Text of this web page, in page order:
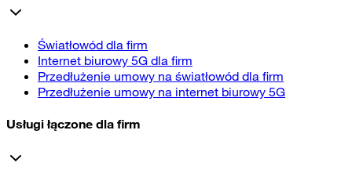
Światłowód dla firm
Internet biurowy 5G dla firm
Przedłużenie umowy na światłowód dla firm
Przedłużenie umowy na internet biurowy 5G
Usługi łączone dla firm